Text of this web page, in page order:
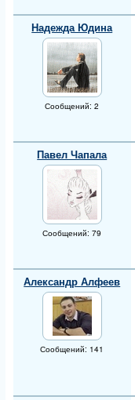
Надежда Юдина
Сообщений: 2
Павел Чапала
Сообщений: 79
Александр Алфеев
Сообщений: 141